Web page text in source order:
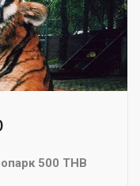
500 THB